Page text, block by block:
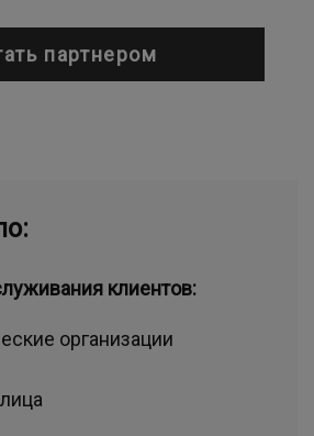
партнером
клиентов:
организации